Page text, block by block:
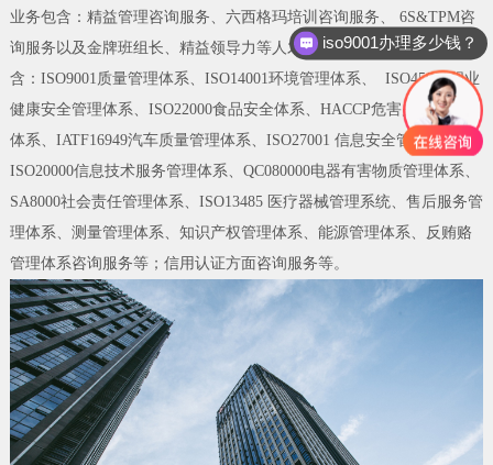
业务包含：精益管理咨询服务、六西格玛培训咨询服务、 6S&TPM咨
询服务以及金牌班组长、精益领导力等人才培养服务。其他业务包
含：ISO9001质量管理体系、ISO14001环境管理体系、 ISO45001职业
健康安全管理体系、ISO22000食品安全体系、HACCP危害关键点控制
体系、IATF16949汽车质量管理体系、ISO27001 信息安全管理体系、
ISO20000信息技术服务管理体系、QC080000电器有害物质管理体系、
SA8000社会责任管理体系、ISO13485 医疗器械管理系统、售后服务管
理体系、测量管理体系、知识产权管理体系、能源管理体系、反贿赂
管理体系咨询服务等；信用认证方面咨询服务等。
iso9001办理多少钱？